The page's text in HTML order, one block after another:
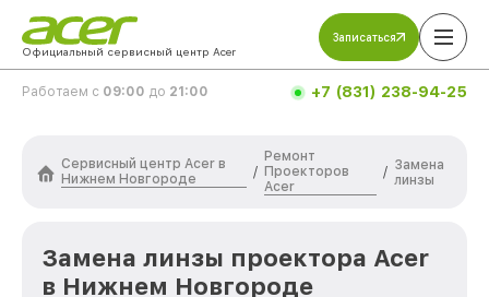
Официальный сервисный центр Acer
Записаться
Работаем с 09:00 до 21:00 +7 (831) 238-94-25
Сервисный центр Acer в
Нижнем Новгороде
/
Ремонт
Проекторов
Acer
/ Замена
линзы
Замена линзы проектора Acer
в Нижнем Новгороде